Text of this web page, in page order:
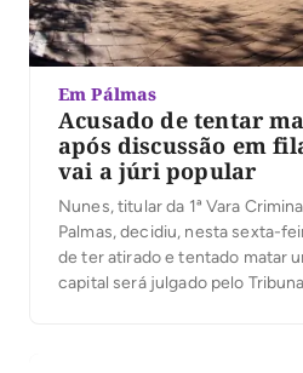
Em Pálmas
Acusado de tentar
após discussão em
vai a júri popular
Nunes, titular da 1ª Vara
Palmas, decidiu, nesta sexta-
de ter atirado e tentado matar
capital será julgado pelo